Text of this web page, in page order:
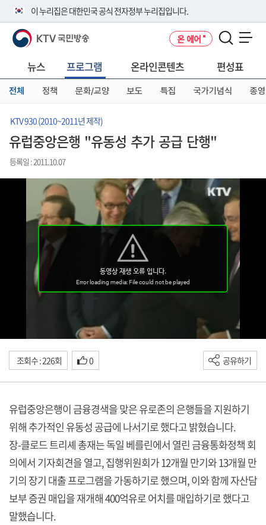
이 누리집은 대한민국 공식 전자정부 누리집입니다.
공식 누리집 주소 확인하기
니다.
이밖에 or.kr 또는 .kr등 다른 도메인 주소를 사용하고 있다면 아래 URL에
서 도메인 주소를 확인해 보세요
KTV 국민방송 온 에어
뉴스 프로그램 온라인콘텐츠 편성표
전체 정책 문화/교양 보도 특집 국가기념식 종영
KTV 930 (2010~2011년 제작)
유럽중앙은행 "유동성 추가 공급 단행"
등록일 : 2011.10.07
조회수 : 226회 0 공유하기
유럽중앙은행이 금융경색을 맞은 유로존의 은행들을 지원하기
위해 추가적인 유동성 공급에 나서기로 했다고 밝혔습니다.
장-클로드 트리셰 총재는 독일 베를린에서 열린 금융통화정책 회
의에서 기자회견을 열고, 집행위원회가 12개월 만기와 13개월 만
기의 장기 대출 프로그램을 가동하기로 했으며, 이와 함께 자산담
보부 증권 매입을 재개해 400억유로 어치를 매입하기로 했다고
말했습니다.